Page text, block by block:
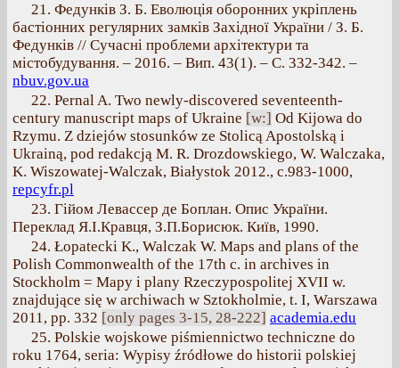
21. Федунків З. Б. Еволюція оборонних укріплень
бастіонних регулярних замків Західної України / З. Б.
Федунків // Сучасні проблеми архітектури та
містобудування. – 2016. – Вип. 43(1). – С. 332-342. –
nbuv.gov.ua
22. Pernal A. Two newly-discovered seventeenth-
century manuscript maps of Ukraine [w:] Od Kijowa do
Rzymu. Z dziejów stosunków ze Stolicą Apostolską i
Ukrainą, pod redakcją M. R. Drozdowskiego, W. Walczaka,
K. Wiszowatej-Walczak, Białystok 2012., с.983-1000,
repcyfr.pl
23. Гійом Левассер де Боплан. Опис України.
Переклад Я.І.Кравця, З.П.Борисюк. Київ, 1990.
24. Łopatecki K., Walczak W. Maps and plans of the
Polish Commonwealth of the 17th c. in archives in
Stockholm = Mapy i plany Rzeczypospolitej XVII w.
znajdujące się w archiwach w Sztokholmie, t. I, Warszawa
2011, pp. 332 [only pages 3-15, 28-222] academia.edu
25. Polskie wojskowe piśmiennictwo techniczne do
roku 1764, seria: Wypisy źródłowe do historii polskiej